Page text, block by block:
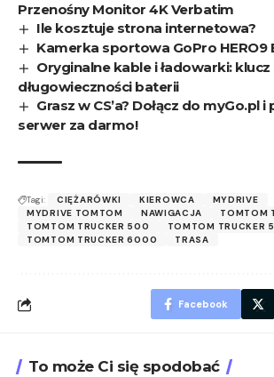
Przenośny Monitor 4K Verbatim
Ile kosztuje strona internetowa?
Kamerka sportowa GoPro HERO9
Oryginalne kable i ładowarki:
długowieczności baterii
Grasz w CS’a? Dołącz do myGo.pl
serwer za darmo!
Tagi: CIĘŻARÓWKI KIEROWCA
MYDRIVE
MYDRIVE TOMTOM
NAWIGACJA
TOMTOM
TOMTOM TRUCKER 500
TOMTOM TRUCKER
TOMTOM TRUCKER 6000
TRASA
Facebook
To może Ci się spodobać